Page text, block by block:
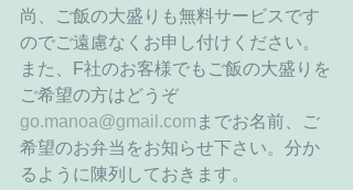
尚、ご飯の大盛りも無料サービスです
のでご遠慮なくお申し付けください。
また、F社のお客様でもご飯の大盛りを
ご希望の方はどうぞ
go.manoa@gmail.com までお名前、ご
希望のお弁当をお知らせ下さい。分か
るように陳列しておきます。